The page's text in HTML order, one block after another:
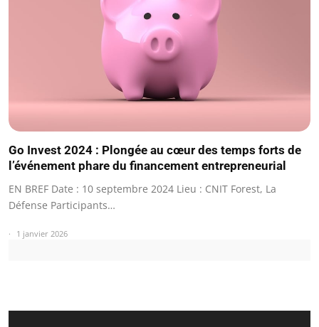
Go Invest 2024 : Plongée au cœur des temps forts de
l’événement phare du financement entrepreneurial
EN BREF Date : 10 septembre 2024 Lieu : CNIT Forest, La
Défense Participants…
1 janvier 2026